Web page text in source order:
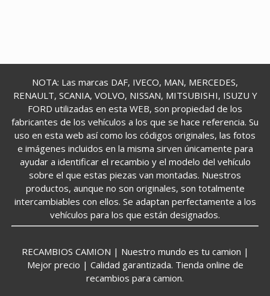
NOTA: Las marcas DAF, IVECO, MAN, MERCEDES,
RENAULT, SCANIA, VOLVO, NISSAN, MITSUBISHI, ISUZU Y
FORD utilizadas en esta WEB, son propiedad de los
fabricantes de los vehículos a los que se hace referencia. Su
uso en esta web así como los códigos originales, las fotos
e imágenes incluidos en la misma sirven únicamente para
ayudar a identificar el recambio y el modelo del vehículo
sobre el que estas piezas van montadas. Nuestros
productos, aunque no son originales, son totalmente
intercambiables con ellos. Se adaptan perfectamente a los
vehículos para los que están designados.
RECAMBIOS CAMION | Nuestro mundo es tu camion |
Mejor precio | Calidad garantizada. Tienda online de
recambios para camion.